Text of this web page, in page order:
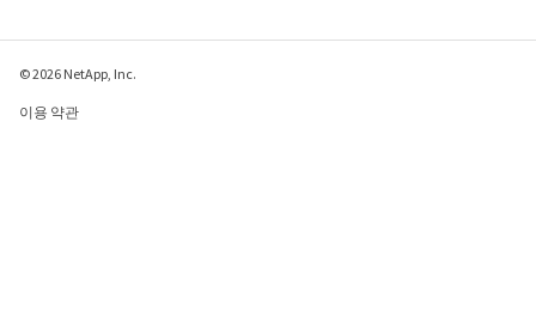
© 2026 NetApp, Inc.
이용 약관